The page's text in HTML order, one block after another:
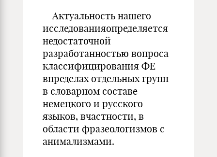
Актуальность нашего
исследованияопределяется
недостаточной
разработанностью вопроса
классифицирования ФЕ
впределах отдельных групп
в словарном составе
немецкого и русского
языков, вчастности, в
области фразеологизмов с
анимализмами.